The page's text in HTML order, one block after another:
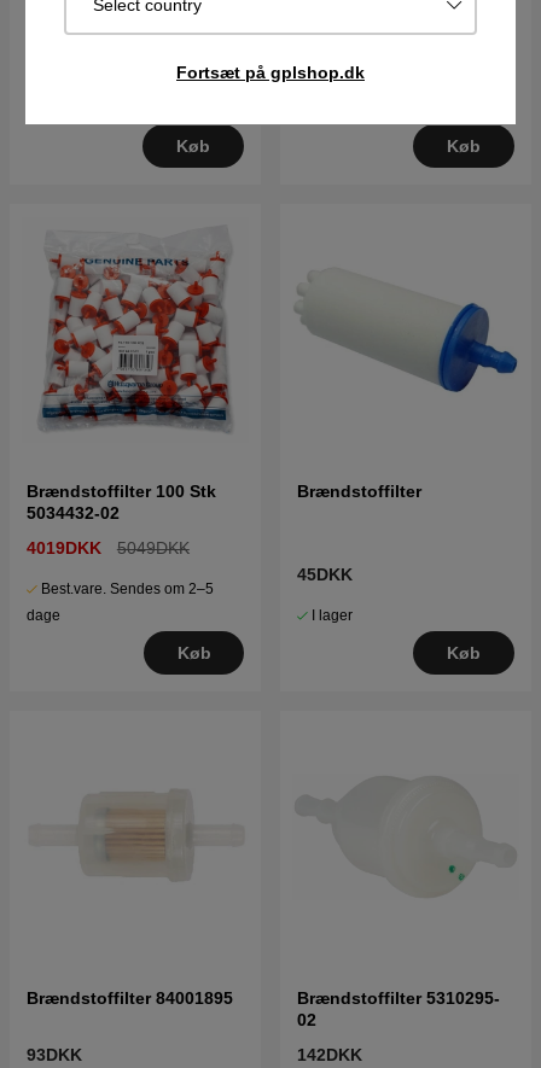
Select country
Fortsæt på gplshop.dk
Køb
Brændstoffilter 5985818-
01
45DKK
Køb
Brændstoffilter 100 Stk
5034432-02
4019DKK
5049DKK
Best.vare. Sendes om 2–5
dage
Køb
Brændstoffilter
45DKK
I lager
Køb
Brændstoffilter 84001895
93DKK
Brændstoffilter 5310295-
02
142DKK